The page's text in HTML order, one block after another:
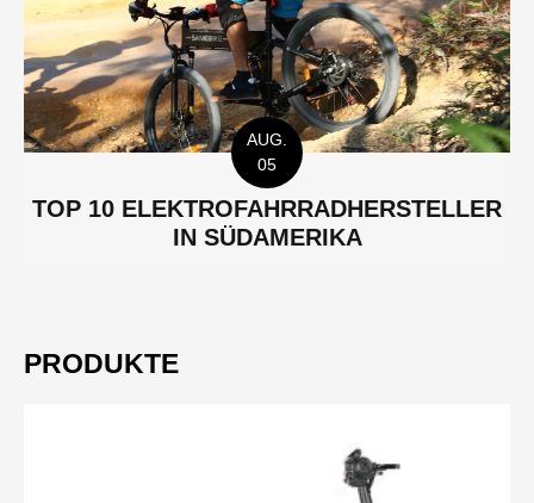
AUG.
05
TOP 10 ELEKTROFAHRRADHERSTELLER
IN SÜDAMERIKA
PRODUKTE